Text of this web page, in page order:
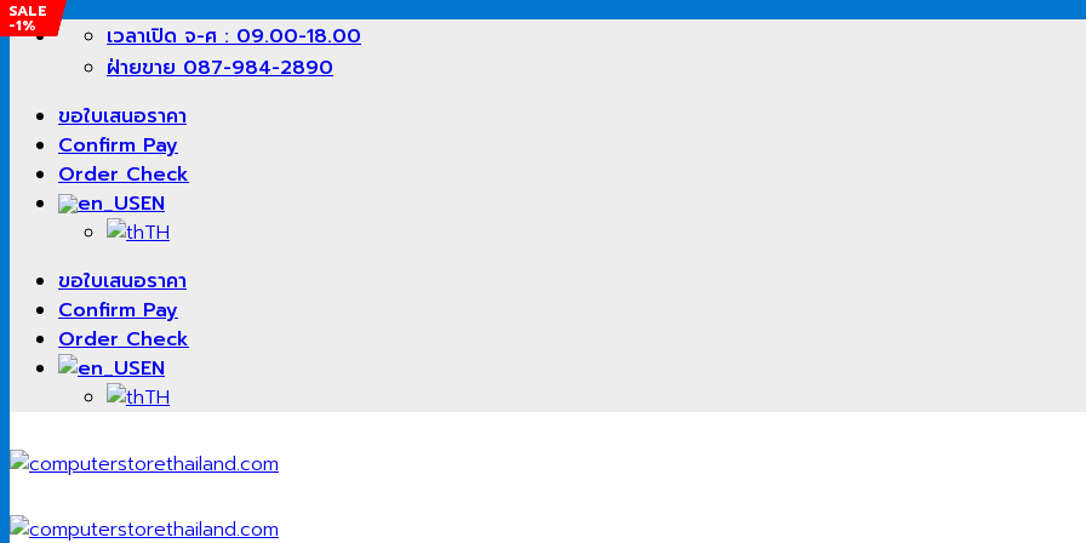
Skip
เวลาเปิด จ-ศ : 09.00-18.00
ฝ่ายขาย 087-984-2890
ขอใบเสนอราคา
Confirm Pay
Order Check
EN
TH
ขอใบเสนอราคา
Confirm Pay
Order Check
EN
TH
SALE
-5%
SALE
-%
SALE
-1%